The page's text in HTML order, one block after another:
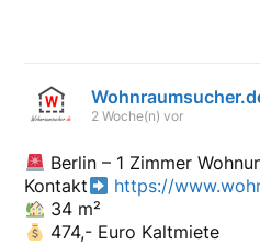
2 Woche(n) vor
Berlin – 1 Zimmer
Kontakt
https://
34 m²
474,- Euro Kaltmiete